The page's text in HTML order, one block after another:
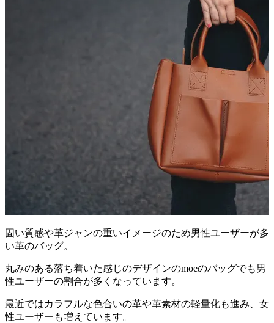
固い質感や革ジャンの重いイメージのため男性ユーザーが多
い革のバッグ。
丸みのある落ち着いた感じのデザインのmoeのバッグでも男
性ユーザーの割合が多くなっています。
最近ではカラフルな色合いの革や革素材の軽量化も進み、女
性ユーザーも増えています。